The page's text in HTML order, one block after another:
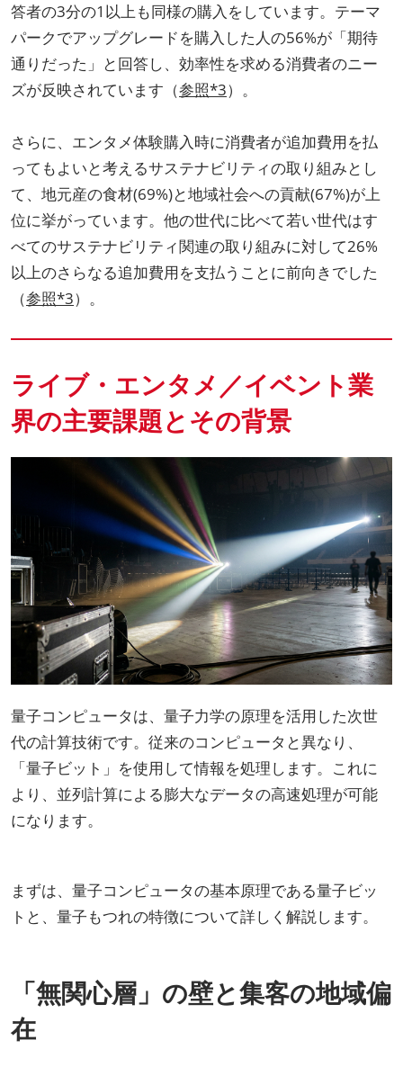
答者の3分の1以上も同様の購入をしています。テーマ
パークでアップグレードを購入した人の56%が「期待
通りだった」と回答し、効率性を求める消費者のニー
ズが反映されています（参照*3）。
さらに、エンタメ体験購入時に消費者が追加費用を払
ってもよいと考えるサステナビリティの取り組みとし
て、地元産の食材(69%)と地域社会への貢献(67%)が上
位に挙がっています。他の世代に比べて若い世代はす
べてのサステナビリティ関連の取り組みに対して26%
以上のさらなる追加費用を支払うことに前向きでした
（参照*3）。
ライブ・エンタメ／イベント業
界の主要課題とその背景
量子コンピュータは、量子力学の原理を活用した次世
代の計算技術です。従来のコンピュータと異なり、
「量子ビット」を使用して情報を処理します。これに
より、並列計算による膨大なデータの高速処理が可能
になります。
まずは、量子コンピュータの基本原理である量子ビッ
トと、量子もつれの特徴について詳しく解説します。
「無関心層」の壁と集客の地域偏
在